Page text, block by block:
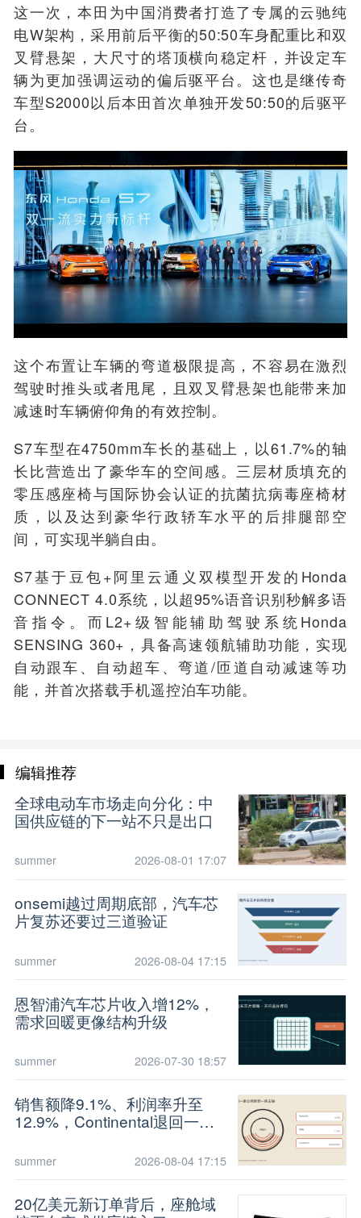
这一次，本田为中国消费者打造了专属的云驰纯
电W架构，采用前后平衡的50:50车身配重比和双
叉臂悬架 ，大尺寸的塔顶横向稳定杆，并设定车
辆为更加强调运动的偏后驱平台。这也是继传奇
车型S2000以后本田首次单独开发50:50的后驱平
台。
这个布置让车辆的弯道极限提高，不容易在激烈
驾驶时推头或者甩尾， 且双叉臂悬架也能带来加
减速时车辆俯仰角的有效控制。
S7车型在4750mm车长的基础上 ， 以61.7%的轴
长比营造出了豪华车的空间感。三层材质填充的
零压感座椅与国际协会认证的抗菌抗病毒座椅材
质， 以及达到豪华行政轿车水平的后排腿部空
间 ，可实现半躺自由。
S7基于豆包+阿里云通义双模型开发的Honda
CONNECT 4.0系统，以超95%语音识别秒解多语
音指令。而L2+级智能辅助驾驶系统Honda
SENSING 360+， 具备高速领航辅助功能，实现
自动跟车、自动超车、弯道/匝道自动减速等功
能，并首次搭载手机遥控泊车功能。
编辑推荐
全球电动车市场走向分化：中
国供应链的下一站不只是出口
summer 2026-08-01 17:07
onsemi越过周期底部，汽车芯
片复苏还要过三道验证
summer 2026-08-04 17:15
恩智浦汽车芯片收入增12%，
需求回暖更像结构升级
summer 2026-07-30 18:57
销售额降9.1%、利润率升至
12.9%，Continental退回一条
summer 2026-08-04 17:15
20亿美元新订单背后，座舱域